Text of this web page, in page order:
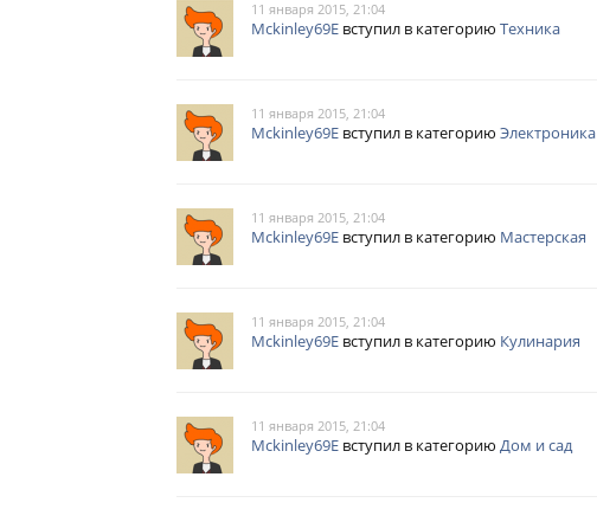
11 января 2015, 21:04
Mckinley69E вступил в категориюТехника
11 января 2015, 21:04
Mckinley69E вступил в категориюЭлектроника
11 января 2015, 21:04
Mckinley69E вступил в категорию Мастерская
11 января 2015, 21:04
Mckinley69E вступил в категорию Кулинария
11 января 2015, 21:04
Mckinley69E вступил в категориюДом и сад